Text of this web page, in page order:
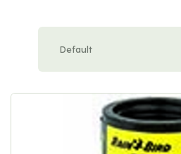
Default